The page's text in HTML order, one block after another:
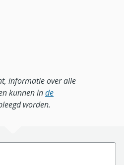
informatie over alle
kunnen inde
worden.